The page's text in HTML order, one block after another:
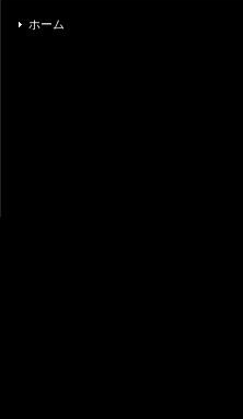
ホーム